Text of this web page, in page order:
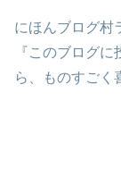
にほんブログ村
『このブログ
ら、ものすご